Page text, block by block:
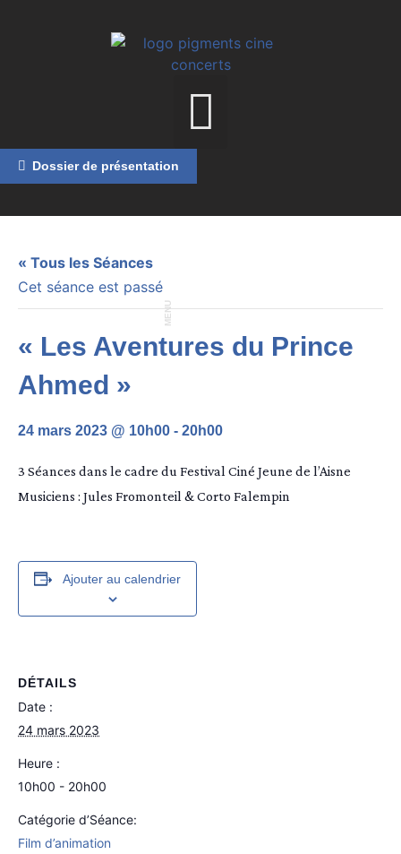
MENU
Dossier de présentation
« Tous les Séances
Cet séance est passé
« Les Aventures du Prince
Ahmed »
24 mars 2023 @ 10h00 - 20h00
3 Séances dans le cadre du Festival Ciné Jeune de l’Aisne
Musiciens : Jules Fromonteil & Corto Falempin
Ajouter au calendrier
DÉTAILS
Date :
24 mars 2023
Heure :
10h00 - 20h00
Catégorie d’Séance:
Film d’animation